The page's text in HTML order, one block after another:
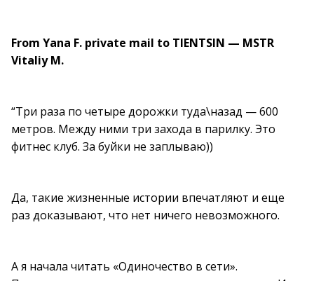
From Yana F. private mail to TIENTSIN — MSTR
Vitaliy M.
“Три раза по четыре дорожки туда\назад — 600
метров. Между ними три захода в парилку. Это
фитнес клуб. За буйки не заплываю))
Да, такие жизненные истории впечатляют и еще
раз доказывают, что нет ничего невозможного.
А я начала читать «Одиночество в сети».